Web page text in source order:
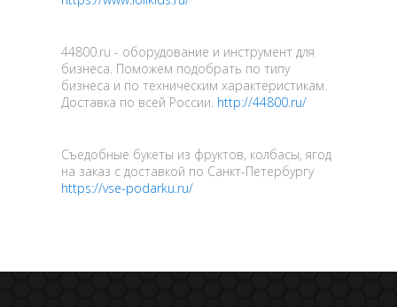
44800.ru - оборудование и инструмент для
бизнеса. Поможем подобрать по типу
бизнеса и по техническим характеристикам.
Доставка по всей России. http://44800.ru/
Съедобные букеты из фруктов, колбасы, ягод
на заказ с доставкой по Санкт-Петербургу
https://vse-podarku.ru/